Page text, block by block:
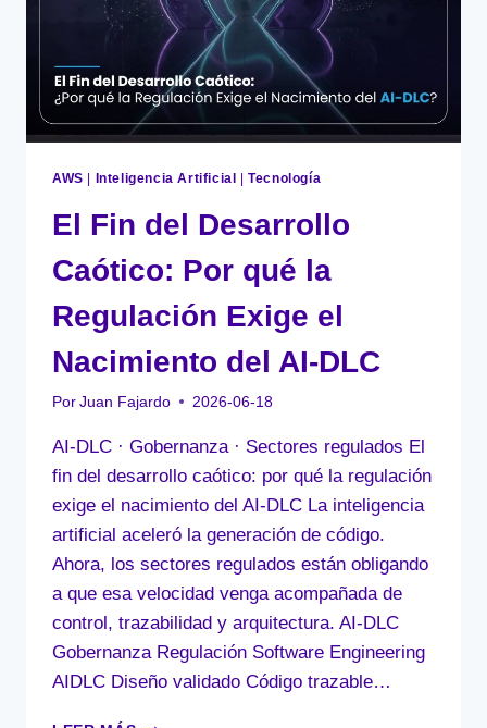
AWS | Inteligencia Artificial |Tecnología
El Fin del Desarrollo
Caótico: Por qué la
Regulación Exige el
Nacimiento del AI-DLC
Por Juan Fajardo 2026-06-18
AI-DLC · Gobernanza · Sectores regulados El
fin del desarrollo caótico: por qué la regulación
exige el nacimiento del AI-DLC La inteligencia
artificial aceleró la generación de código.
Ahora, los sectores regulados están obligando
a que esa velocidad venga acompañada de
control, trazabilidad y arquitectura. AI-DLC
Gobernanza Regulación Software Engineering
AIDLC Diseño validado Código trazable…